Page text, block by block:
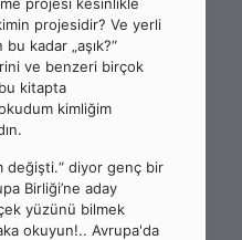
projesidir? Ve yerli
kadar „aşık?“
ve benzeri birçok
kitapta
kimliğim
değişti.“ diyor genç bir
Birliği’ne aday
yüzünü bilmek
okuyun!.. Avrupa'da